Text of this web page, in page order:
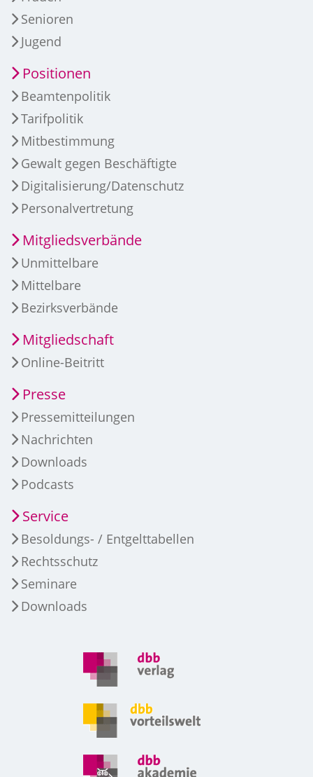
Senioren
Jugend
Positionen
Beamtenpolitik
Tarifpolitik
Mitbestimmung
Gewalt gegen Beschäftigte
Digitalisierung/Datenschutz
Personalvertretung
Mitgliedsverbände
Unmittelbare
Mittelbare
Bezirksverbände
Mitgliedschaft
Online-Beitritt
Presse
Pressemitteilungen
Nachrichten
Downloads
Podcasts
Service
Besoldungs- / Entgelttabellen
Rechtsschutz
Seminare
Downloads